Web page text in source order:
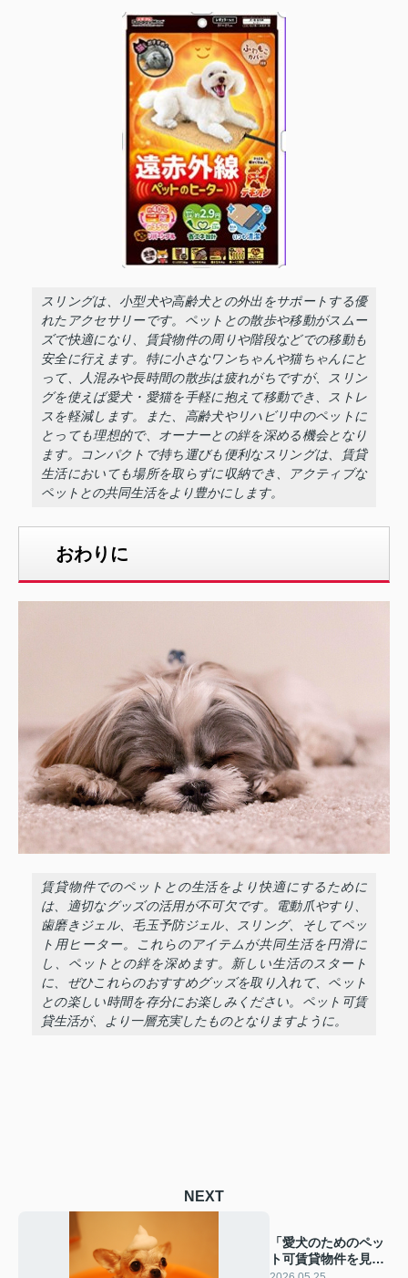
スリングは、小型犬や高齢犬との外出をサポートする優
れたアクセサリーです。ペットとの散歩や移動がスムー
ズで快適になり、賃貸物件の周りや階段などでの移動も
安全に行えます。特に小さなワンちゃんや猫ちゃんにと
って、人混みや長時間の散歩は疲れがちですが、スリン
グを使えば愛犬・愛猫を手軽に抱えて移動でき、ストレ
スを軽減します。また、高齢犬やリハビリ中のペットに
とっても理想的で、オーナーとの絆を深める機会となり
ます。コンパクトで持ち運びも便利なスリングは、賃貸
生活においても場所を取らずに収納でき、アクティブな
ペットとの共同生活をより豊かにします。
おわりに
賃貸物件でのペットとの生活をより快適にするために
は、適切なグッズの活用が不可欠です。電動爪やすり、
歯磨きジェル、毛玉予防ジェル、スリング、そしてペッ
ト用ヒーター。これらのアイテムが共同生活を円滑に
し、ペットとの絆を深めます。新しい生活のスタート
に、ぜひこれらのおすすめグッズを取り入れて、ペット
との楽しい時間を存分にお楽しみください。ペット可賃
貸生活が、より一層充実したものとなりますように。
NEXT
「愛犬のためのペッ
ト可賃貸物件を見つ